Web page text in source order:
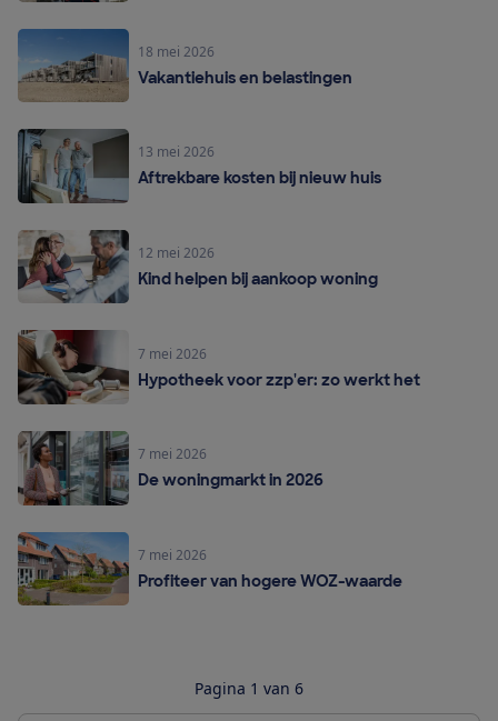
18 mei 2026
Vakantiehuis en belastingen
13 mei 2026
Aftrekbare kosten bij nieuw huis
12 mei 2026
Kind helpen bij aankoop woning
7 mei 2026
Hypotheek voor zzp'er: zo werkt het
7 mei 2026
De woningmarkt in 2026
7 mei 2026
Profiteer van hogere WOZ-waarde
Pagina 1 van 6